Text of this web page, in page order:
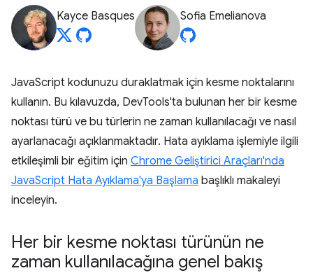
Kayce Basques Sofia Emelianova
JavaScript kodunuzu duraklatmak için kesme noktalarını
kullanın. Bu kılavuzda, DevTools'ta bulunan her bir kesme
noktası türü ve bu türlerin ne zaman kullanılacağı ve nasıl
ayarlanacağı açıklanmaktadır. Hata ayıklama işlemiyle ilgili
etkileşimli bir eğitim için Chrome Geliştirici Araçları'nda
JavaScript Hata Ayıklama'ya Başlama başlıklı makaleyi
inceleyin.
Her bir kesme noktası türünün ne
zaman kullanılacağına genel bakış